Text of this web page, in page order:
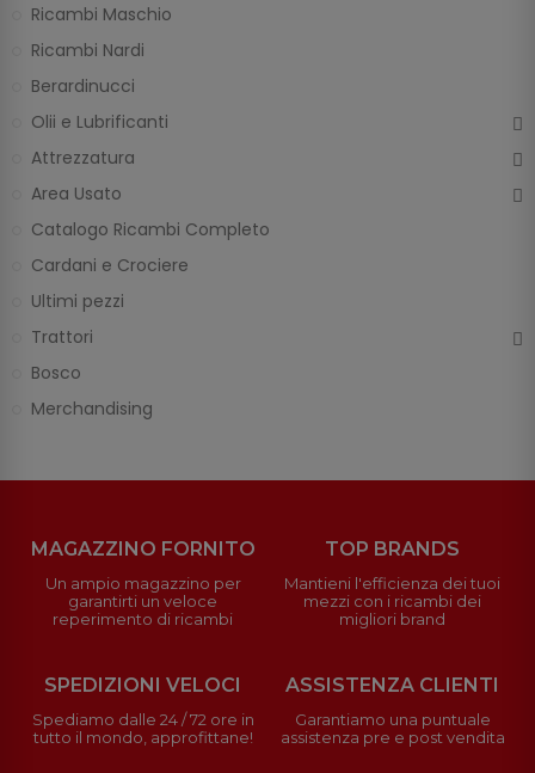
Ricambi Maschio
Ricambi Nardi
Berardinucci
Olii e Lubrificanti
Attrezzatura
Area Usato
Catalogo Ricambi Completo
Cardani e Crociere
Ultimi pezzi
Trattori
Bosco
Merchandising
MAGAZZINO FORNITO
Un ampio magazzino per
garantirti un veloce
reperimento di ricambi
TOP BRANDS
Mantieni l'efficienza dei tuoi
mezzi con i ricambi dei
migliori brand
SPEDIZIONI VELOCI
Spediamo dalle 24 / 72 ore in
tutto il mondo, approfittane!
ASSISTENZA CLIENTI
Garantiamo una puntuale
assistenza pre e post vendita